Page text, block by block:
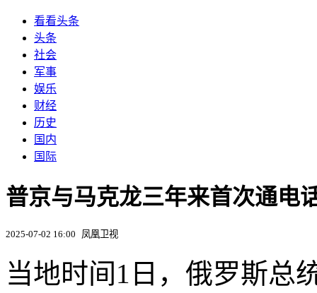
看看头条
头条
社会
军事
娱乐
财经
历史
国内
国际
普京与马克龙三年来首次通电
2025-07-02 16:00 凤凰卫视
当地时间1日，俄罗斯总